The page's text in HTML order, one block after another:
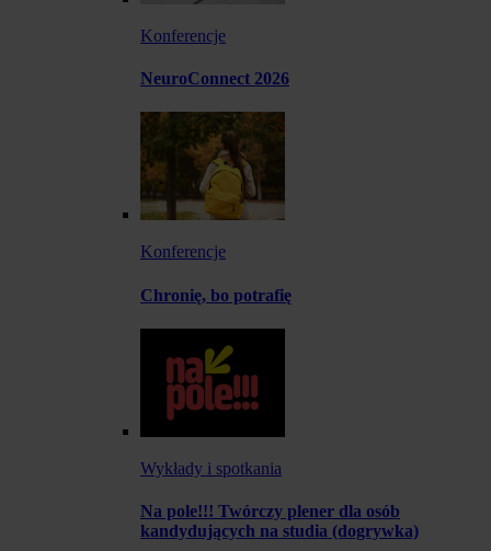
Konferencje
NeuroConnect 2026
Konferencje
Chronię, bo potrafię
Wykłady i spotkania
Na pole!!! Twórczy plener dla osób
kandydujących na studia (dogrywka)